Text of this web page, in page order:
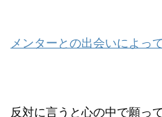
メンターとの出会いによっ
反対に言うと心の中で願っ